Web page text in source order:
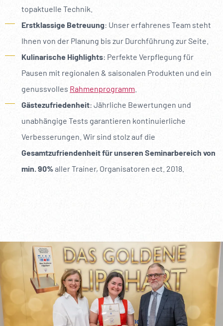
----
----
topaktuelle Technik.
Erstklassige Betreuung: Unser erfahrenes Team steht
Ihnen von der Planung bis zur Durchführung zur Seite.
Kulinarische Highlights: Perfekte Verpflegung für
Pausen mit regionalen & saisonalen Produkten und ein
genussvolles Rahmenprogramm
Gästezufriedenheit: Jährliche Bewertungen und
unabhängige Tests garantieren kontinuierliche
Verbesserungen. Wir sind stolz auf die
Gesamtzufriendenheit für unseren Seminarbereich von
min. 90%aller Trainer, Organisatoren ect. 2018.